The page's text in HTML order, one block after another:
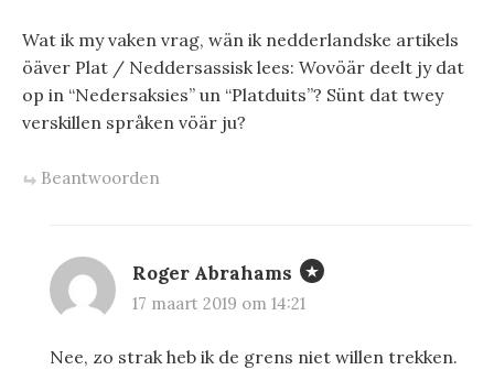
Wat ik my vaken vrag, wän ik nedderlandske artikels
öäver Plat / Neddersassisk lees: Wovöär deelt jy dat
op in “Nedersaksies” un “Platduits”? Sünt dat twey
verskillen språken vöär ju?
Beantwoorden
Roger Abrahams
17 maart 2019 om 14:21
Nee, zo strak heb ik de grens niet willen trekken.